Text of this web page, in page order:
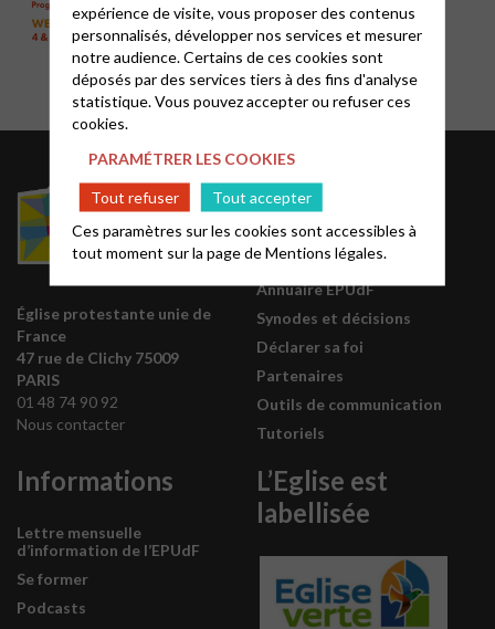
Église protestante unie de
France
47 rue de Clichy 75009
PARIS
01 48 74 90 92
Nous contacter
Acteurs EPUdF
Le site National
Liste des régions
Annuaire EPUdF
Synodes et décisions
Déclarer sa foi
Partenaires
Outils de communication
Tutoriels
Informations
Lettre mensuelle
d’information de l’EPUdF
Se former
Podcasts
L’Eglise est
labellisée
expérience de visite, vous proposer des contenus
personnalisés, développer nos services et mesurer
notre audience. Certains de ces cookies sont
déposés par des services tiers à des fins d'analyse
statistique. Vous pouvez accepter ou refuser ces
cookies.
PARAMÉTRER LES COOKIES
Tout refuser
Tout accepter
Ces paramètres sur les cookies sont accessibles à
tout moment sur la page deMentions légales.